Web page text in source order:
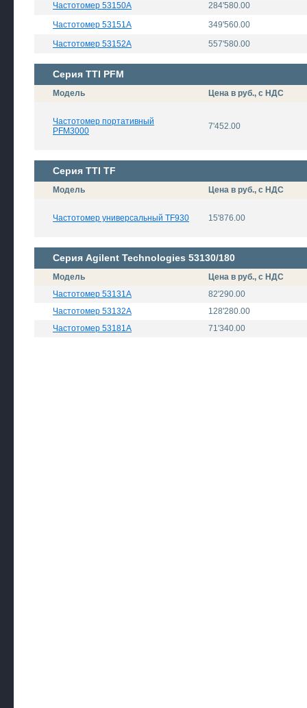
Частотомер 53150A
284'580.00
Частотомер 53151A
349'560.00
Частотомер 53152A
557'580.00
Серия TTI PFM
Модель Цена в руб., с НДС
Частотомер портативный
PFM3000
7'452.00
Серия TTI TF
Модель Цена в руб., с НДС
Частотомер универсальный TF930 15'876.00
Серия Agilent Technologies 53130/180
Модель
Цена в руб., с НДС
Частотомер 53131A
82'290.00
Частотомер 53132A
128'280.00
Частотомер 53181A
71'340.00